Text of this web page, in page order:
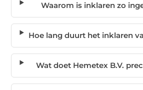
Waarom is inklaren zo
Hoe lang duurt het inklaren
Wat doet Hemetex B.V.